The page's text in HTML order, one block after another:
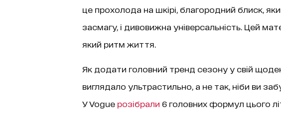
це прохолода на шкірі, благородний блиск,
засмагу, і дивовижна універсальність. Цей
який ритм життя.
Як додати головний тренд сезону у свій
виглядало ультрастильно, а не так, ніби ви
У Vogue розібрали 6 головних формул цього